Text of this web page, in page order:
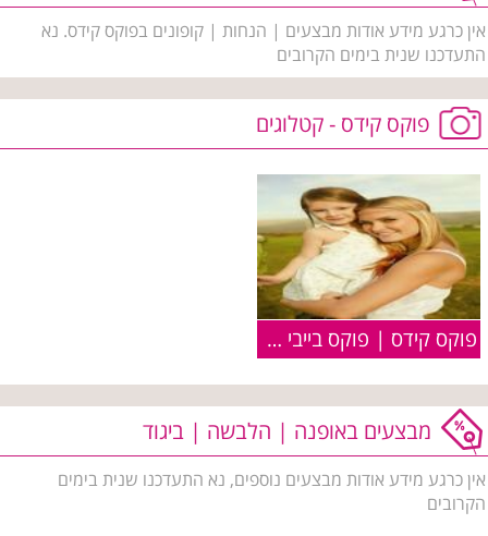
אין כרגע מידע אודות מבצעים | הנחות | קופונים בפוקס קידס. נא
התעדכנו שנית בימים הקרובים
פוקס קידס - קטלוגים
פוקס קידס | פוקס בייבי | FOX Kids :: קולקציית קיץ 2010
מבצעים באופנה | הלבשה | ביגוד
אין כרגע מידע אודות מבצעים נוספים, נא התעדכנו שנית בימים
הקרובים